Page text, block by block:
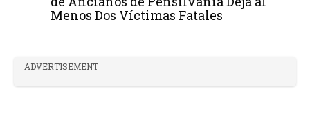
Menos Dos Víctimas Fatales
ADVERTISEMENT